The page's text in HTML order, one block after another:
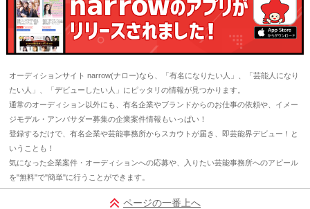
オーディションサイト narrow(ナロー)なら、「有名になりたい人」、「芸能人になり
たい人」、「デビューしたい人」にピッタリの情報が見つかります。
通常のオーディション以外にも、有名企業やブランドからのお仕事の依頼や、イメー
ジモデル・アンバサダー募集の企業案件情報もいっぱい！
登録するだけで、有名企業や芸能事務所からスカウトが届き、即芸能界デビュー！と
いうことも！
気になった企業案件・オーディションへの応募や、入りたい芸能事務所へのアピール
を"無料"で"簡単"に行うことができます。
ページの一番上へ